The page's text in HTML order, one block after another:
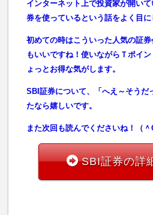
インターネット上で投資家が開い
券を使っているという話をよく目に
初めての時はこういった人気の証
もいいですね！使いながらＴポイ
ょっとお得な気がします。
SBI証券について、「へえ～そうだ
たなら嬉しいです。
また次回も読んでくださいね！（
SBI証券の詳